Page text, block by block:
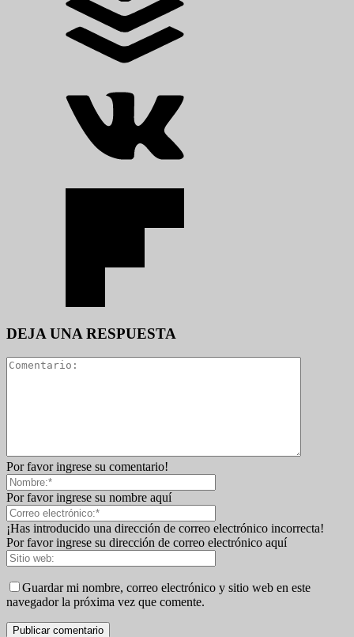
DEJA UNA RESPUESTA
Por favor ingrese su comentario!
Por favor ingrese su nombre aquí
¡Has introducido una dirección de correo electrónico incorrecta!
Por favor ingrese su dirección de correo electrónico aquí
Guardar mi nombre, correo electrónico y sitio web en este
navegador la próxima vez que comente.